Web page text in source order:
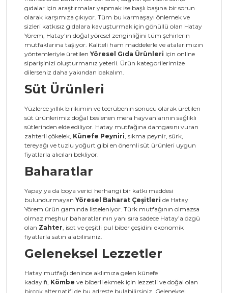
gıdalar için araştırmalar yapmak ise başlı başına bir sorun
olarak karşımıza çıkıyor. Tüm bu karmaşayı önlemek ve
sizleri katkısız gıdalara kavuşturmak için gönüllü olan Hatay
Yörem, Hatay’ın doğal yöresel zenginliğini tüm şehirlerin
mutfaklarına taşıyor. Kaliteli ham maddelerle ve atalarımızın
yöntemleriyle üretilen Yöresel Gıda Ürünleri için online
siparişinizi oluşturmanız yeterli. Ürün kategorilerimize
dilerseniz daha yakından bakalım.
Süt Ürünleri
Yüzlerce yıllık birikimin ve tecrübenin sonucu olarak üretilen
süt ürünlerimiz doğal beslenen mera hayvanlarının sağlıklı
sütlerinden elde ediliyor. Hatay mutfağına damgasını vuran
zahterli çökelek, Künefe Peyniri , sıkma peynir, sürk,
tereyağı ve tuzlu yoğurt gibi en önemli süt ürünleri uygun
fiyatlarla alıcıları bekliyor.
Baharatlar
Yapay ya da boya verici herhangi bir katkı maddesi
bulundurmayan Yöresel Baharat Çeşitleri de Hatay
Yörem ürün gamında listeleniyor. Türk mutfağının olmazsa
olmaz meşhur baharatlarının yanı sıra sadece Hatay’a özgü
olan Zahter , isot ve çeşitli pul biber çeşidini ekonomik
fiyatlarla satın alabilirsiniz.
Geleneksel Lezzetler
Hatay mutfağı denince aklımıza gelen künefe
kadayıfı, Kömbe ve biberli ekmek için lezzetli ve doğal olan
birçok alternatifi de bu adreste bulabilirsiniz. Geleneksel